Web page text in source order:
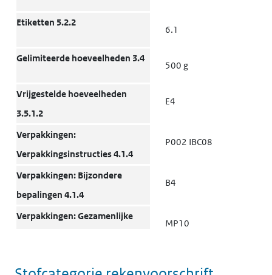
Etiketten 5.2.2
6.1
Gelimiteerde hoeveelheden 3.4
500 g
Vrijgestelde hoeveelheden
3.5.1.2
E4
Verpakkingen:
Verpakkingsinstructies 4.1.4
P002 IBC08
Verpakkingen: Bijzondere
bepalingen 4.1.4
B4
Verpakkingen: Gezamenlijke
MP10